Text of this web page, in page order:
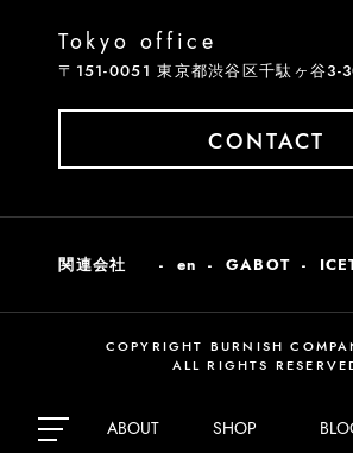
ABOUT SHOP
関連会社 en GABOT
Tokyo office
〒151-0051 東京都渋谷区千駄ヶ谷3-
CONTACT
COPYRIGHT BURNISH
ALL RIGHTS